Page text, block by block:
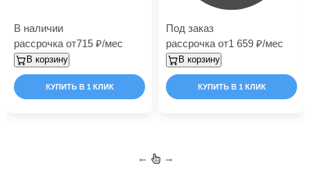
В наличии
рассрочка от715 /мес
В корзину
КУПИТЬ В 1 КЛИК
Под заказ
рассрочка от1 659 /мес
В корзину
КУПИТЬ В 1 КЛИК
← →